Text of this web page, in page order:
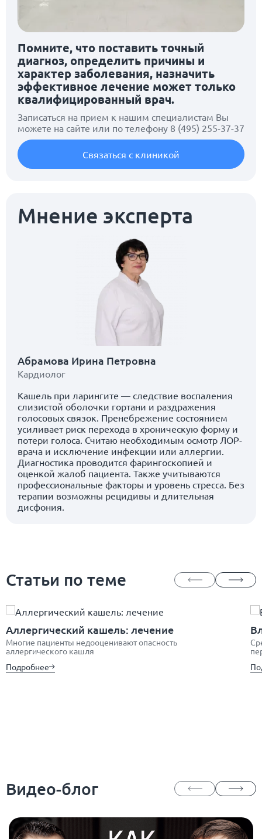
Помните, что поставить точный
диагноз, определить причины и
характер заболевания, назначить
эффективное лечение может только
квалифицированный врач.
Записаться на прием к нашим специалистам Вы
можете на сайте или по телефону 8 (495) 255-37-37
Связаться с клиникой
Мнение эксперта
Абрамова Ирина Петровна
Кардиолог
Кашель при ларингите — следствие воспаления
слизистой оболочки гортани и раздражения
голосовых связок. Пренебрежение состоянием
усиливает риск перехода в хроническую форму и
потери голоса. Считаю необходимым осмотр ЛОР-
врача и исключение инфекции или аллергии.
Диагностика проводится фарингоскопией и
оценкой жалоб пациента. Также учитываются
профессиональные факторы и уровень стресса. Без
терапии возможны рецидивы и длительная
дисфония.
Статьи по теме
Аллергический кашель: лечение
Многие пациенты недооценивают опасность
аллергического кашля
Подробнее
Видео-блог